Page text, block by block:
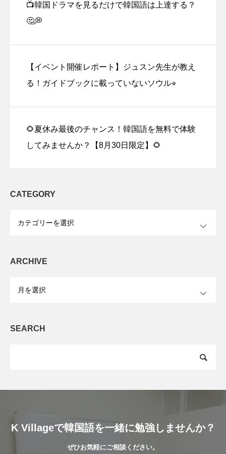
📺韓国ドラマを見るだけで韓国語は上達する？
🤔💭
【イベント開催レポート】ジュスン先生が教え
る！ガイドブックに載っていないソウル⭐︎
🌻夏休み最後のチャンス！韓国語を無料で体験
してみませんか？【8月30日限定】🌻
CATEGORY
ARCHIVE
SEARCH
K Villageで韓国語を一緒に勉強しませんか？
ぜひお気軽にご相談ください。